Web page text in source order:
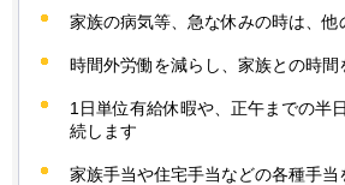
家族の病気等、急な休みの時は、
時間外労働を減らし、家族との時
1日単位有給休暇や、正午までの半
続します
家族手当や住宅手当などの各種手